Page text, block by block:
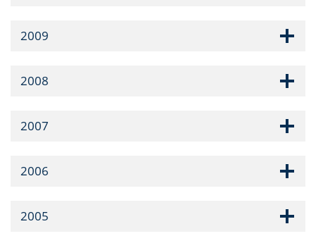
2009
2008
2007
2006
2005